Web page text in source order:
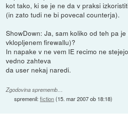
kot tako, ki se je ne da v praksi
(in zato tudi ne bi povecal counterja).
ShowDown: Ja, sam koliko od teh pa
vklopljenem firewallu)?
In napake v ne vem IE recimo ne
vedno zahteva
da user nekaj naredi.
Zgodovina sprememb…
spremenil:fiction(15. mar 2007 ob 18:18)